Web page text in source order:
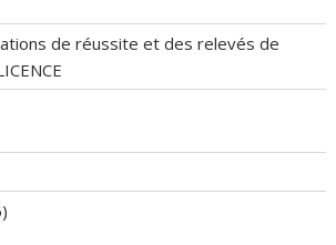
de réussite et des relevés de